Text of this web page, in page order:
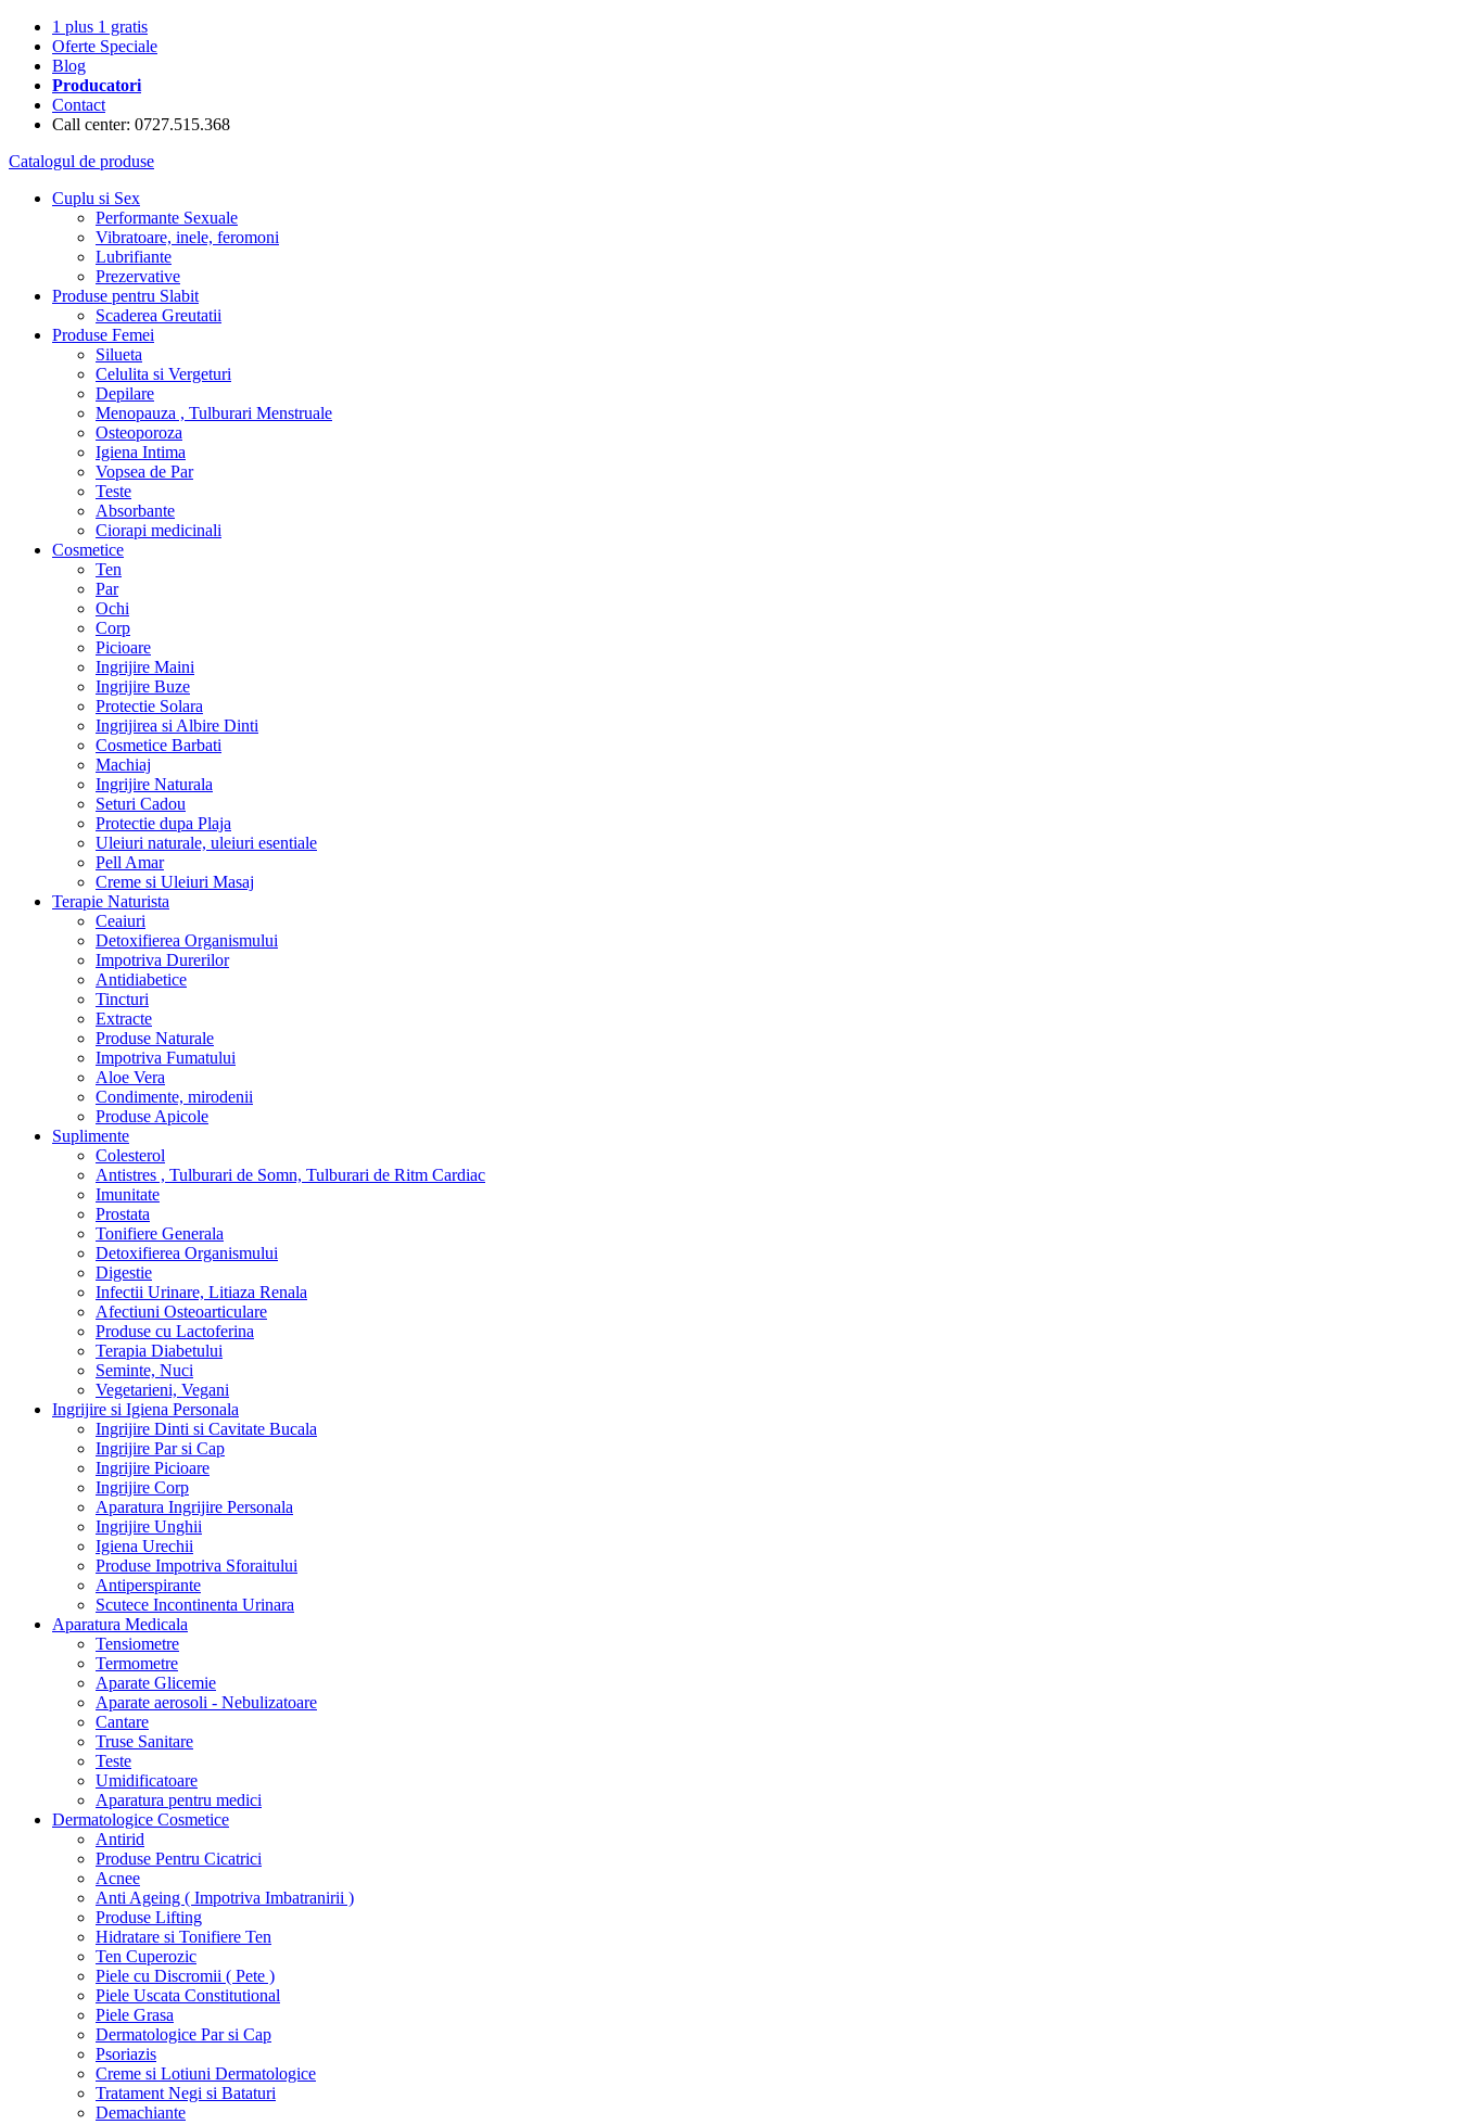
1 plus 1 gratis
Oferte Speciale
Blog
Producatori
Contact
Call center: 0727.515.368
Catalogul de produse
Cuplu si Sex
Performante Sexuale
Vibratoare, inele, feromoni
Lubrifiante
Prezervative
Produse pentru Slabit
Scaderea Greutatii
Produse Femei
Silueta
Celulita si Vergeturi
Depilare
Menopauza , Tulburari Menstruale
Osteoporoza
Igiena Intima
Vopsea de Par
Teste
Absorbante
Ciorapi medicinali
Cosmetice
Ten
Par
Ochi
Corp
Picioare
Ingrijire Maini
Ingrijire Buze
Protectie Solara
Ingrijirea si Albire Dinti
Cosmetice Barbati
Machiaj
Ingrijire Naturala
Seturi Cadou
Protectie dupa Plaja
Uleiuri naturale, uleiuri esentiale
Pell Amar
Creme si Uleiuri Masaj
Terapie Naturista
Ceaiuri
Detoxifierea Organismului
Impotriva Durerilor
Antidiabetice
Tincturi
Extracte
Produse Naturale
Impotriva Fumatului
Aloe Vera
Condimente, mirodenii
Produse Apicole
Suplimente
Colesterol
Antistres , Tulburari de Somn, Tulburari de Ritm Cardiac
Imunitate
Prostata
Tonifiere Generala
Detoxifierea Organismului
Digestie
Infectii Urinare, Litiaza Renala
Afectiuni Osteoarticulare
Produse cu Lactoferina
Terapia Diabetului
Seminte, Nuci
Vegetarieni, Vegani
Ingrijire si Igiena Personala
Ingrijire Dinti si Cavitate Bucala
Ingrijire Par si Cap
Ingrijire Picioare
Ingrijire Corp
Aparatura Ingrijire Personala
Ingrijire Unghii
Igiena Urechii
Produse Impotriva Sforaitului
Antiperspirante
Scutece Incontinenta Urinara
Aparatura Medicala
Tensiometre
Termometre
Aparate Glicemie
Aparate aerosoli - Nebulizatoare
Cantare
Truse Sanitare
Teste
Umidificatoare
Aparatura pentru medici
Dermatologice Cosmetice
Antirid
Produse Pentru Cicatrici
Acnee
Anti Ageing ( Impotriva Imbatranirii )
Produse Lifting
Hidratare si Tonifiere Ten
Ten Cuperozic
Piele cu Discromii ( Pete )
Piele Uscata Constitutional
Piele Grasa
Dermatologice Par si Cap
Psoriazis
Creme si Lotiuni Dermatologice
Tratament Negi si Bataturi
Demachiante